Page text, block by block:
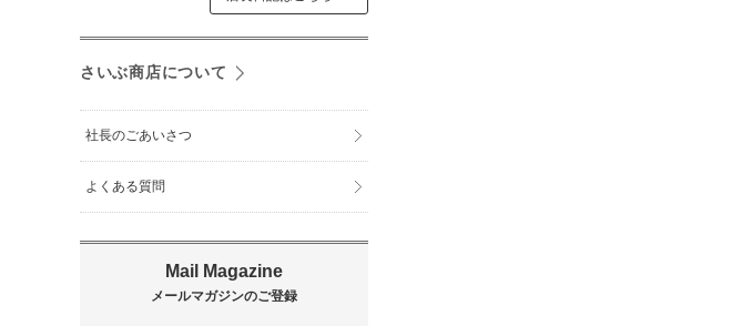
さいぶ商店について
社長のごあいさつ
よくある質問